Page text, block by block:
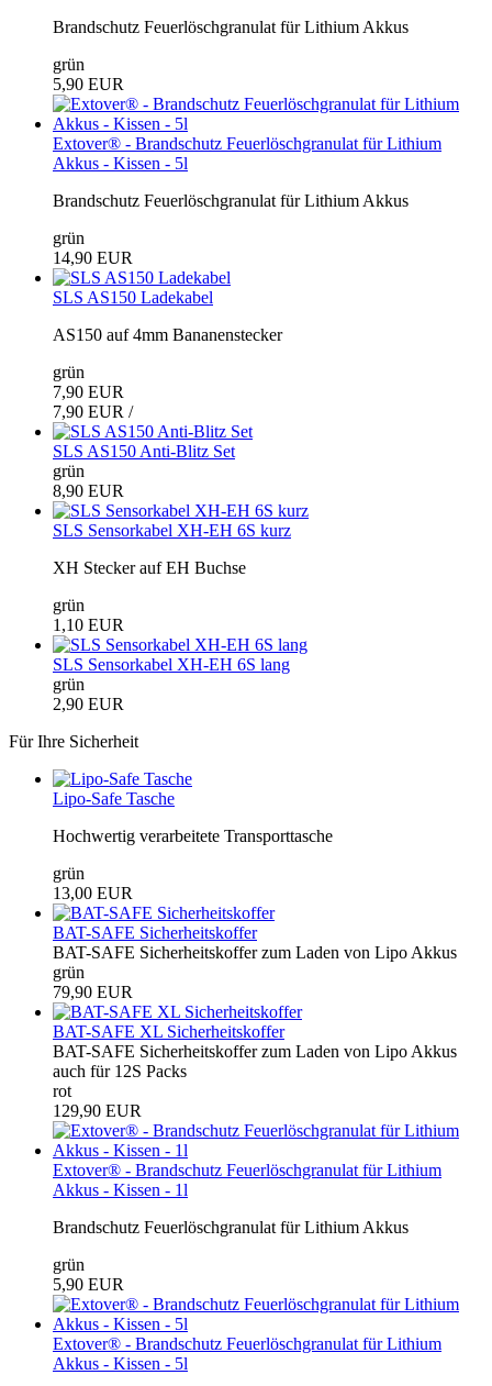
Brandschutz Feuerlöschgranulat für Lithium Akkus
grün
5,90 EUR
Extover® - Brandschutz Feuerlöschgranulat für Lithium
Akkus - Kissen - 5l
Brandschutz Feuerlöschgranulat für Lithium Akkus
grün
14,90 EUR
SLS AS150 Ladekabel
AS150 auf 4mm Bananenstecker
grün
7,90 EUR
7,90 EUR /
SLS AS150 Anti-Blitz Set
grün
8,90 EUR
SLS Sensorkabel XH-EH 6S kurz
XH Stecker auf EH Buchse
grün
1,10 EUR
SLS Sensorkabel XH-EH 6S lang
grün
2,90 EUR
Für Ihre Sicherheit
Lipo-Safe Tasche
Hochwertig verarbeitete Transporttasche
grün
13,00 EUR
BAT-SAFE Sicherheitskoffer
BAT-SAFE Sicherheitskoffer zum Laden von Lipo Akkus
grün
79,90 EUR
BAT-SAFE XL Sicherheitskoffer
BAT-SAFE Sicherheitskoffer zum Laden von Lipo Akkus
auch für 12S Packs
rot
129,90 EUR
Extover® - Brandschutz Feuerlöschgranulat für Lithium
Akkus - Kissen - 1l
Brandschutz Feuerlöschgranulat für Lithium Akkus
grün
5,90 EUR
Extover® - Brandschutz Feuerlöschgranulat für Lithium
Akkus - Kissen - 5l